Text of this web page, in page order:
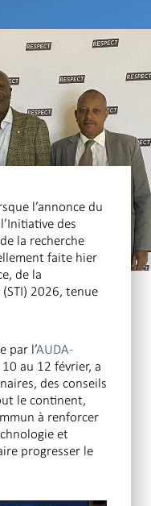
l’annonce du
des
la recherche
faite hier
de la
2026, tenue
par l’AUDA-
au 12 février, a
des conseils
le continent,
à renforcer
et
progresser le